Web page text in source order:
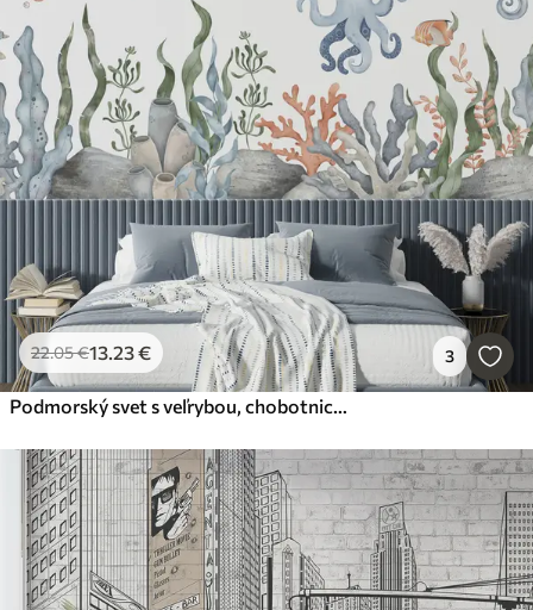
22.05€13.23€ 3
Podmorský svet s veľrybou, chobotnicou, korytnačkou